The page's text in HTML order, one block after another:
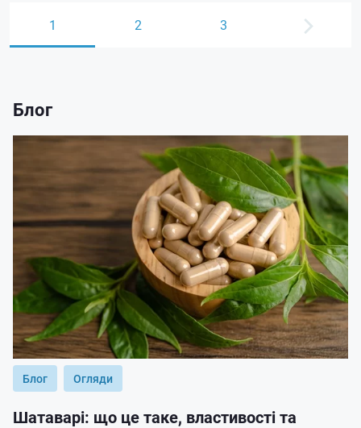
1 2 3
Блог
Блог Огляди
Шатаварі: що це таке, властивості та